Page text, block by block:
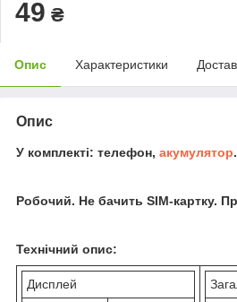
49 ₴
Опис Характеристики
Опис
У комплекті: телефон, акумулятор.
Робочий. Не бачить SIM-картку.
Технічний опис:
Дисплей